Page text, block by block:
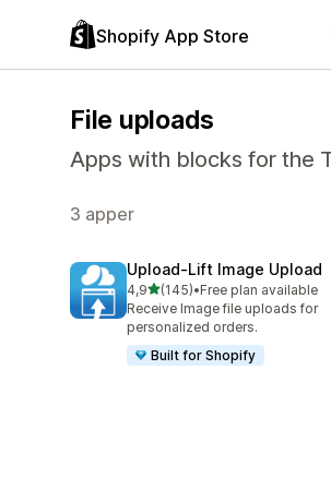
Shopify App Store
File uploads
Apps with blocks for the
3 apper
Upload‑Lift Image Upload
4,9av 5 stjerner
(145)
Totalt 145 omtaler
•Free plan available
Receive Image file uploads for
personalized orders.
Built for Shopify